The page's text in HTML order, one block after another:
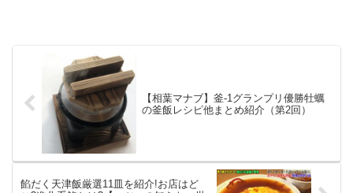
【相葉マナブ】釜‐1グランプリ優勝牡蠣
の釜飯レシピ他まとめ紹介（第2回）
餡だく天津飯厳選11皿を紹介!お店はど